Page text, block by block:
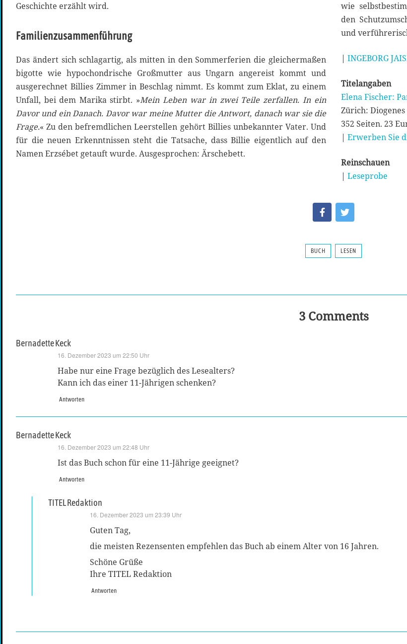
Geschichte erzählt wird.
Familienzusammenführung
Das ändert sich schlagartig, als mitten in den Sommerferien die gleichermaßen
bigotte wie hypochondrische Großmutter aus Ungarn angereist kommt und
ausgerechnet Billies Zimmer in Beschlag nimmt. Es kommt zum Eklat, zu einem
Unfall, bei dem Marika stirbt. »Mein Leben war in zwei Teile zerfallen. In ein
Davor und ein Danach. Davor war meine Mutter die Antwort, danach war sie die
Frage.« Zu den befremdlichen Leerstellen gehört Billies unbekannter Vater. Und
für die neuen Erkenntnissen steht die Tatsache, dass Billie eigentlich auf den
Namen Erzsébet getauft wurde. Ausgesprochen: Ärschebett.
wie
den
und
| INGEBORG
Titelangaben
Elena Fischer:
Zürich: Diogenes
352 Seiten. 23
| Erwerben Sie
Reinschauen
| Leseprobe
BUCH LESEN
3 Comments
Bernadette Keck
16. Dezember 2023 um 22:50 Uhr
Habe nur eine Frage bezüglich des Lesealters?
Kann ich das einer 11-Jährigen schenken?
Antworten
Bernadette Keck
16. Dezember 2023 um 22:48 Uhr
Ist das Buch schon für eine 11-Jährige geeignet?
Antworten
TITEL Redaktion
16. Dezember 2023 um 23:39 Uhr
Guten Tag,
die meisten Rezensenten empfehlen das Buch ab einem Alter von 16 Jahren.
Schöne Grüße
Ihre TITEL Redaktion
Antworten